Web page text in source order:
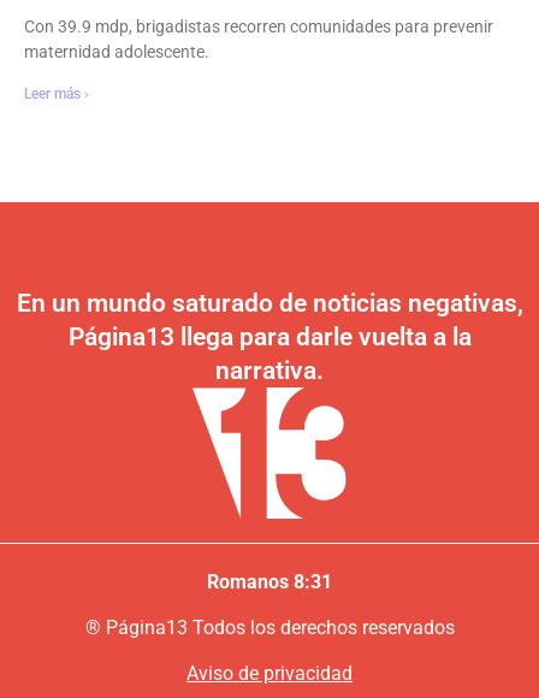
Con 39.9 mdp, brigadistas recorren comunidades para prevenir
maternidad adolescente.
Leer más ›
En un mundo saturado de noticias negativas,
Página13 llega para darle vuelta a la
narrativa.
Romanos 8:31
® Página13 Todos los derechos reservados
Aviso de privacidad